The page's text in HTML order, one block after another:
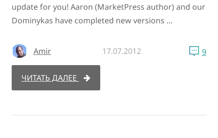
update for you! Aaron (MarketPress author) and our
Dominykas have completed new versions …
Amir 17.07.2012 9
ЧИТАТЬ ДАЛЕЕ